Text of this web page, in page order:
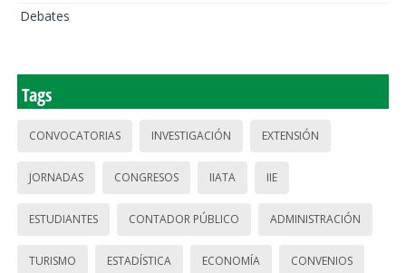
Debates
Tags
CONVOCATORIAS INVESTIGACIÓN EXTENSIÓN
JORNADAS CONGRESOS IIATA IIE
ESTUDIANTES CONTADOR PÚBLICO ADMINISTRACIÓN
TURISMO ESTADÍSTICA ECONOMÍA CONVENIOS